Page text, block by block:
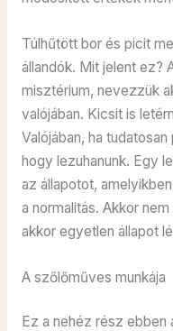
Túlhűtött bor és picit
állandók. Mit jelent ez?
misztérium, nevezzük
valójában. Kicsit is
Valójában, ha
hogy lezuhanunk. Egy
az állapotot,
a normalitás. Akkor
akkor egyetlen állapot
A szőlőműves munkája
Ez a nehéz rész ebben